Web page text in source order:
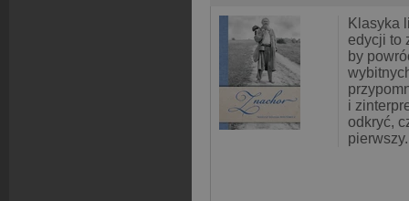
Klasyka
edycji to
by
i
odkryć,